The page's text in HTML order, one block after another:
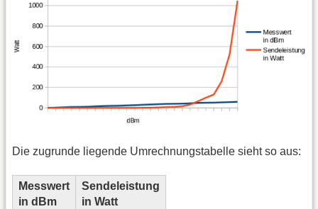
Die zugrunde liegende Umrechnungstabelle sieht so aus:
Messwert
in dBm
Sendeleistung
in Watt